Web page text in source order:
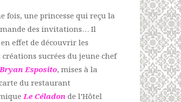
fois, une princesse qui reçu la
des invitations… Il
en effet de découvrir les
sucrées du jeune chef
Bryan Esposito, mises à la
du restaurant
Le Céladon de l’Hôtel